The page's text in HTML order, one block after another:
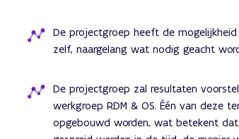
De projectgroep heeft de
zelf, naargelang wat nodig geacht
De projectgroep zal resultaten
werkgroep RDM & OS. Één van deze
opgebouwd worden, wat betekent